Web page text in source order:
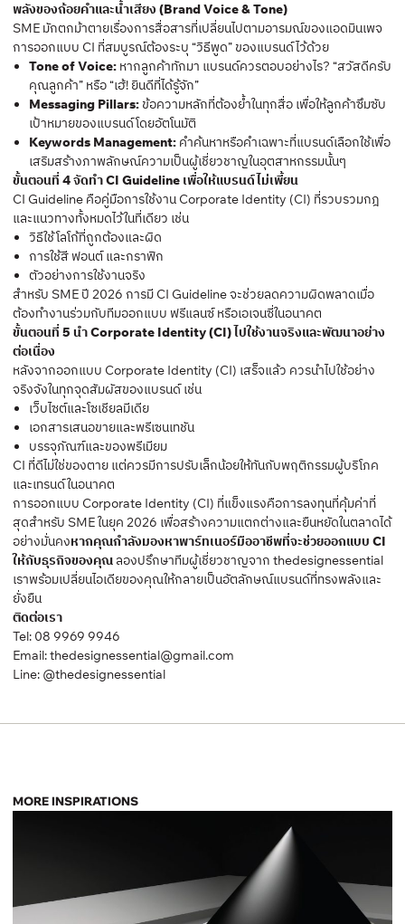
พลังของถ้อยคำและน้ำเสียง (Brand Voice & Tone)
SME มักตกม้าตายเรื่องการสื่อสารที่เปลี่ยนไปตามอารมณ์ของแอดมินเพจ
การออกแบบ CI ที่สมบูรณ์ต้องระบุ “วิธีพูด” ของแบรนด์ไว้ด้วย
Tone of Voice:หากลูกค้าทักมา แบรนด์ควรตอบอย่างไร? “สวัสดีครับ
คุณลูกค้า” หรือ “เฮ้! ยินดีที่ได้รู้จัก”
Messaging Pillars:ข้อความหลักที่ต้องย้ำในทุกสื่อ เพื่อให้ลูกค้าซึมซับ
เป้าหมายของแบรนด์โดยอัตโนมัติ
Keywords Management:คำค้นหาหรือคำเฉพาะที่แบรนด์เลือกใช้เพื่อ
เสริมสร้างภาพลักษณ์ความเป็นผู้เชี่ยวชาญในอุตสาหกรรมนั้นๆ
ขั้นตอนที่ 4 จัดทำ CI Guideline เพื่อให้แบรนด์ไม่เพี้ยน
CI Guideline คือคู่มือการใช้งาน Corporate Identity (CI) ที่รวบรวมกฎ
และแนวทางทั้งหมดไว้ในที่เดียว เช่น
วิธีใช้โลโก้ที่ถูกต้องและผิด
การใช้สี ฟอนต์ และกราฟิก
ตัวอย่างการใช้งานจริง
สำหรับ SME ปี 2026 การมี CI Guideline จะช่วยลดความผิดพลาดเมื่อ
ต้องทำงานร่วมกับทีมออกแบบ ฟรีแลนซ์ หรือเอเจนซี่ในอนาคต
ขั้นตอนที่ 5 นำ Corporate Identity (CI) ไปใช้งานจริงและพัฒนาอย่าง
ต่อเนื่อง
หลังจากออกแบบ Corporate Identity (CI) เสร็จแล้ว ควรนำไปใช้อย่าง
จริงจังในทุกจุดสัมผัสของแบรนด์ เช่น
เว็บไซต์และโซเชียลมีเดีย
เอกสารเสนอขายและพรีเซนเทชัน
บรรจุภัณฑ์และของพรีเมียม
CI ที่ดีไม่ใช่ของตาย แต่ควรมีการปรับเล็กน้อยให้ทันกับพฤติกรรมผู้บริโภค
และเทรนด์ในอนาคต
การออกแบบ Corporate Identity (CI) ที่แข็งแรงคือการลงทุนที่คุ้มค่าที่
สุดสำหรับ SME ในยุค 2026 เพื่อสร้างความแตกต่างและยืนหยัดในตลาดได้
อย่างมั่นคงหากคุณกำลังมองหาพาร์ทเนอร์มืออาชีพที่จะช่วยออกแบบ CI
ให้กับธุรกิจของคุณ ลองปรึกษาทีมผู้เชี่ยวชาญจาก thedesignessential
เราพร้อมเปลี่ยนไอเดียของคุณให้กลายเป็นอัตลักษณ์แบรนด์ที่ทรงพลังและ
ยั่งยืน
ติดต่อเรา
Tel: 08 9969 9946
Email:thedesignessential@gmail.com
Line: @thedesignessential
MORE INSPIRATIONS